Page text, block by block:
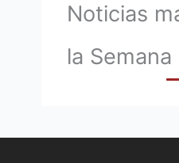
Noticias
la Semana